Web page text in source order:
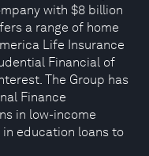
with $8 billion
a range of home
Life Insurance
Financial of
The Group has
Finance
in low-income
education loans to